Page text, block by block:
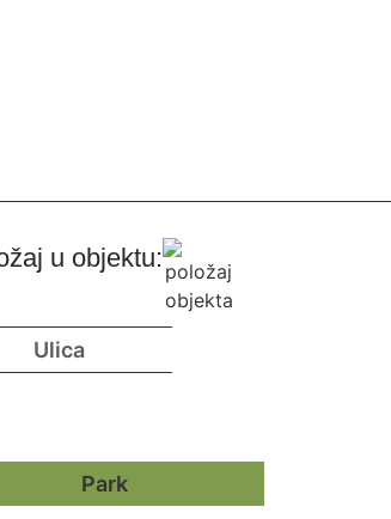
u objektu: